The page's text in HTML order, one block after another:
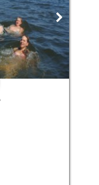
Mobilheime +
+
+ Hessen +